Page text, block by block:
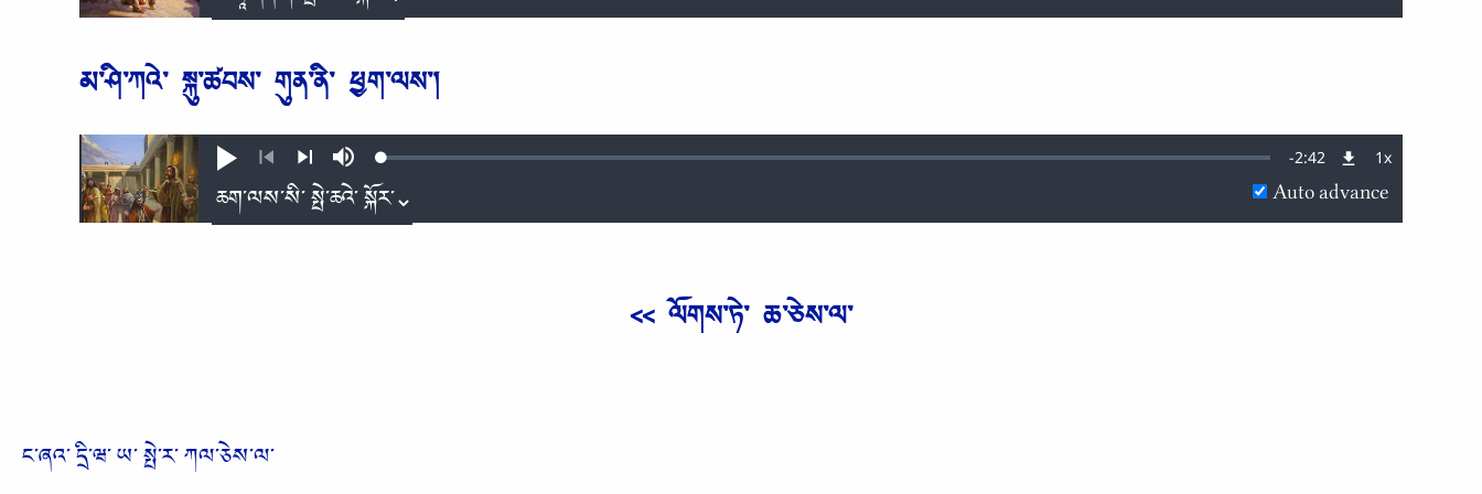
མ༌ཤི༌ཀའེ༌ སྐུ༌ཚབས༌ གུན༌ནི༌ ཕྱག༌ལས༌།
Play
PreviousNext
MuteLoaded: Remaining
Time
-2:42 1xPlayback
Auto advance
<< ལོགས༌ཏེ༌ ཆ༌ཅེས༌ལ༌
ང༌ཞའ༌ དྲི༌ཝ༌ ཡ༌ སྤེ༌ར༌ ཀལ༌ཅེས༌ལ༌